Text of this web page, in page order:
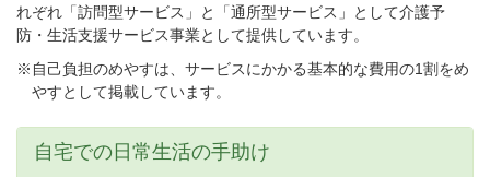
れぞれ「訪問型サービス」と「通所型サービス」として介護予
防・生活支援サービス事業として提供しています。
※自己負担のめやすは、サービスにかかる基本的な費用の1割をめ
やすとして掲載しています。
自宅での日常生活の手助け